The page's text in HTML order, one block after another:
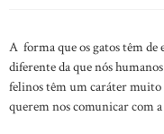
A forma que os gatos têm de
diferente da que nós
felinos têm um caráter
querem nos comunicar com